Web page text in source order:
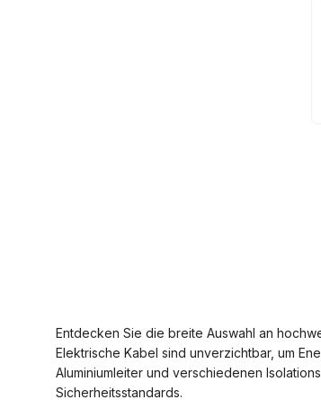
Entdecken Sie die breite Auswahl an
Elektrische Kabel sind unverzichtbar, um
Aluminiumleiter und verschiedenen
Sicherheitsstandards.